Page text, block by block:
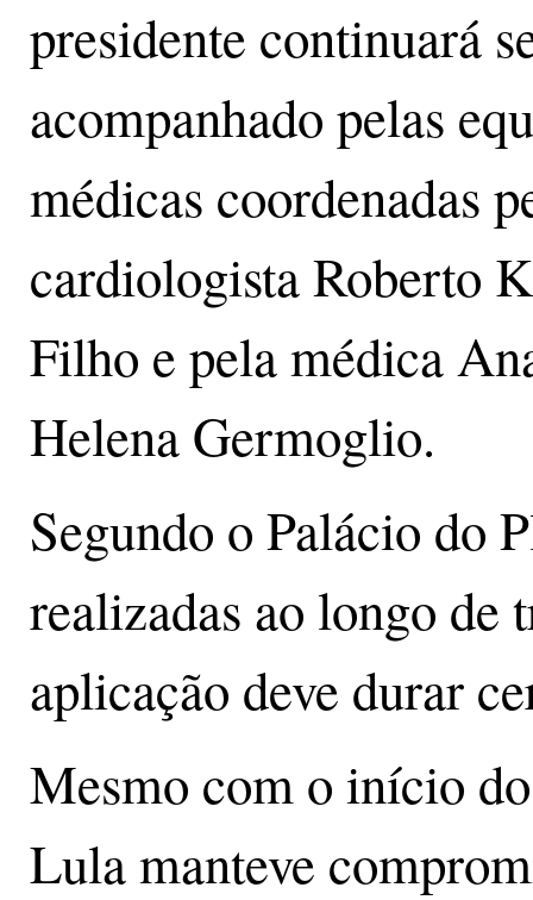
presidente continuará
acompanhado pelas
médicas coordenadas
cardiologista Roberto
Filho e pela médica
Helena Germoglio.
Segundo o Palácio do
realizadas ao longo de
aplicação deve durar
Mesmo com o início
Lula manteve